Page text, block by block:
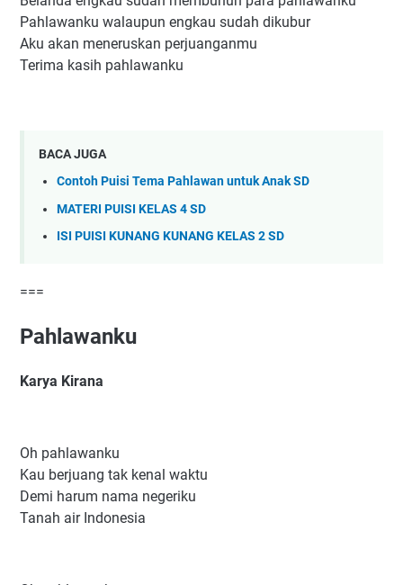
Pahlawanku walaupun engkau sudah dikubur
Aku akan meneruskan perjuanganmu
Terima kasih pahlawanku
BACA JUGA
Contoh Puisi Tema Pahlawan untuk Anak SD
MATERI PUISI KELAS 4 SD
ISI PUISI KUNANG KUNANG KELAS 2 SD
===
Pahlawanku
Karya Kirana
Oh pahlawanku
Kau berjuang tak kenal waktu
Demi harum nama negeriku
Tanah air Indonesia